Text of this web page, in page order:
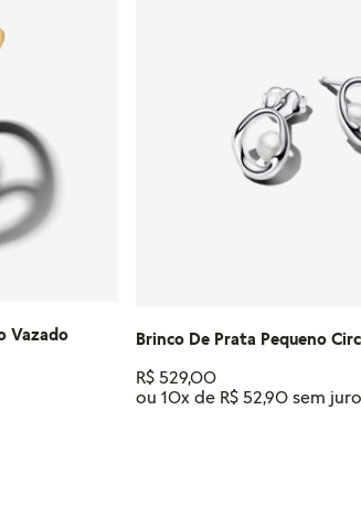
Vazado
Brinco De Prata Pequeno
R$ 529,00
ou 10x de R$ 52,90